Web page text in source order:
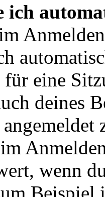
ich
eine
deines
wenn
Beispiel